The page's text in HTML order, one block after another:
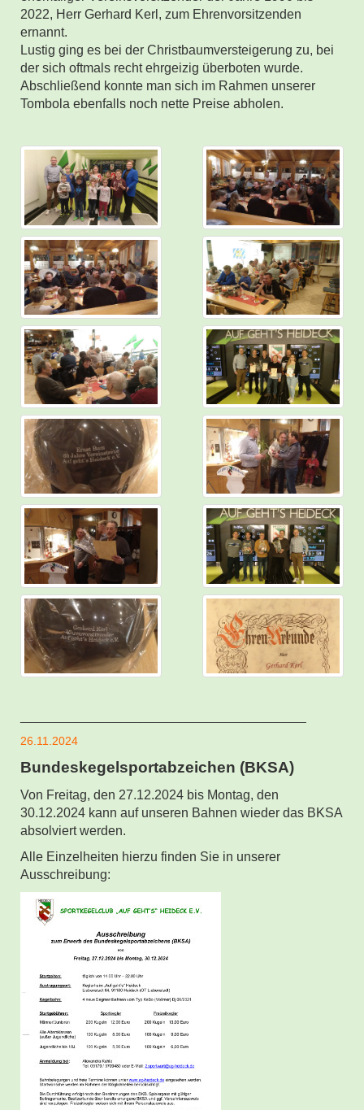
2022, Herr Gerhard Kerl, zum Ehrenvorsitzenden
ernannt.
Lustig ging es bei der Christbaumversteigerung zu, bei
der sich oftmals recht ehrgeizig überboten wurde.
Abschließend konnte man sich im Rahmen unserer
Tombola ebenfalls noch nette Preise abholen.
26.11.2024
Bundeskegelsportabzeichen (BKSA)
Von Freitag, den 27.12.2024 bis Montag, den
30.12.2024 kann auf unseren Bahnen wieder das BKSA
absolviert werden.
Alle Einzelheiten hierzu finden Sie in unserer
Ausschreibung: